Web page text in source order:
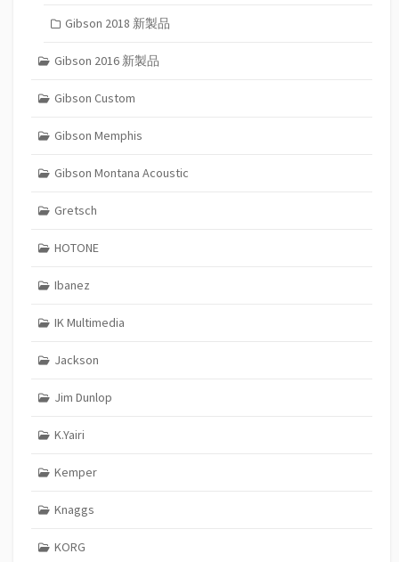
Gibson 2018 新製品
Gibson 2016 新製品
Gibson Custom
Gibson Memphis
Gibson Montana Acoustic
Gretsch
HOTONE
Ibanez
IK Multimedia
Jackson
Jim Dunlop
K.Yairi
Kemper
Knaggs
KORG